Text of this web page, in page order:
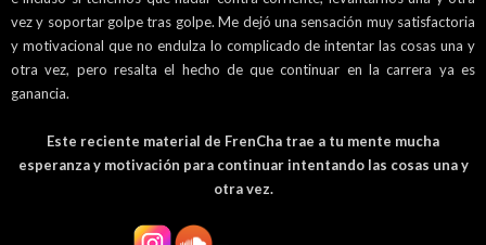
vez y soportar golpe tras golpe. Me dejó una sensación muy satisfactoria
y motivacional que no endulza lo complicado de intentar las cosas una y
otra vez, pero resalta el hecho de que continuar en la carrera ya es
ganancia.
Este reciente material de FrenCha trae a tu mente mucha
esperanza y motivación para continuar intentando las cosas una y
otra vez.